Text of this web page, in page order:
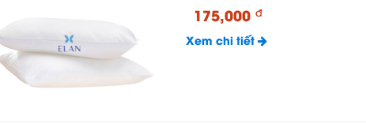
175,000 đ
Xem chi tiết